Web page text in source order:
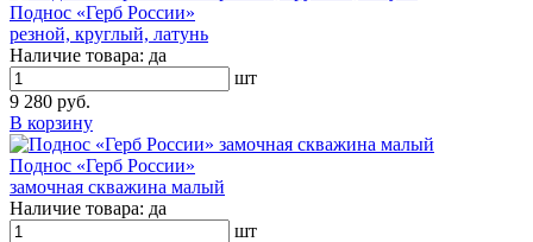
Поднос «Герб России»
резной, круглый, латунь
Наличие товара: да
шт
9 280 руб.
В корзину
Поднос «Герб России»
замочная скважина малый
Наличие товара: да
шт